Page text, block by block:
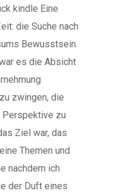
kindle Eine
die Suche nach
Bewusstsein
es die Absicht
zwingen, die
Perspektive zu
Ziel war, das
Themen und
nachdem ich
der Duft eines